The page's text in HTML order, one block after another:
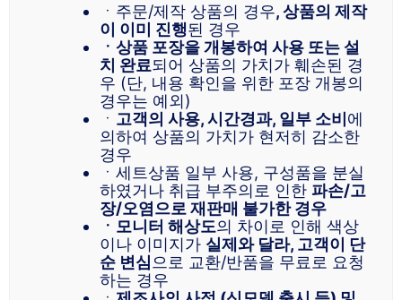
ㆍ주문/제작 상품의 경우, 상품의 제작
이 이미 진행된 경우
ㆍ상품 포장을 개봉하여 사용 또는 설
치 완료되어 상품의 가치가 훼손된 경
우 (단, 내용 확인을 위한 포장 개봉의
경우는 예외)
ㆍ 고객의 사용, 시간경과, 일부 소비에
의하여 상품의 가치가 현저히 감소한
경우
ㆍ세트상품 일부 사용, 구성품을 분실
하였거나 취급 부주의로 인한 파손/고
장/오염으로 재판매 불가한 경우
ㆍ모니터 해상도의 차이로 인해 색상
이나 이미지가 실제와 달라, 고객이 단
순 변심 으로 교환/반품을 무료로 요청
하는 경우